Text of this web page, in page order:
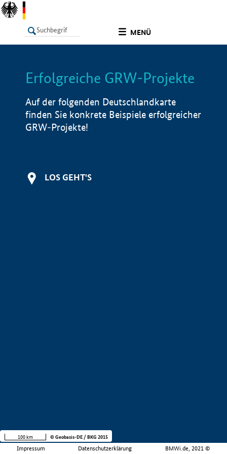
MENÜ
LISTE Info
Erfolgreiche GRW-Projekte
Auf der folgenden Deutschlandkarte
finden Sie konkrete Beispiele erfolgreicher
GRW-Projekte!
LOS GEHT'S
Impressum Datenschutzerklärung BMWi.de, 2021 ©
100 km © Geobasis-DE / BKG 2015